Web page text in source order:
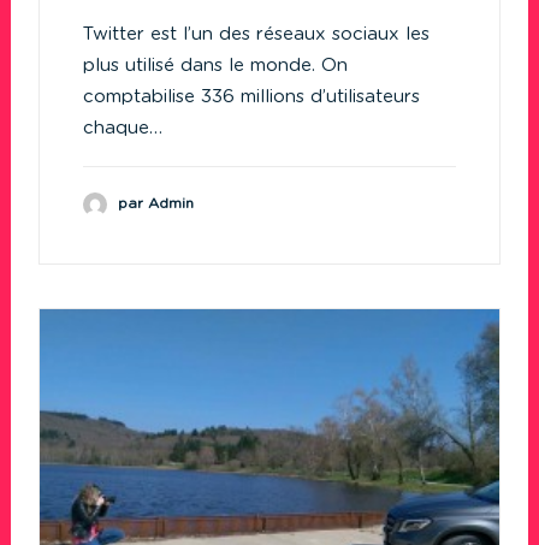
Twitter est l’un des réseaux sociaux les
plus utilisé dans le monde. On
comptabilise 336 millions d’utilisateurs
chaque…
par Admin